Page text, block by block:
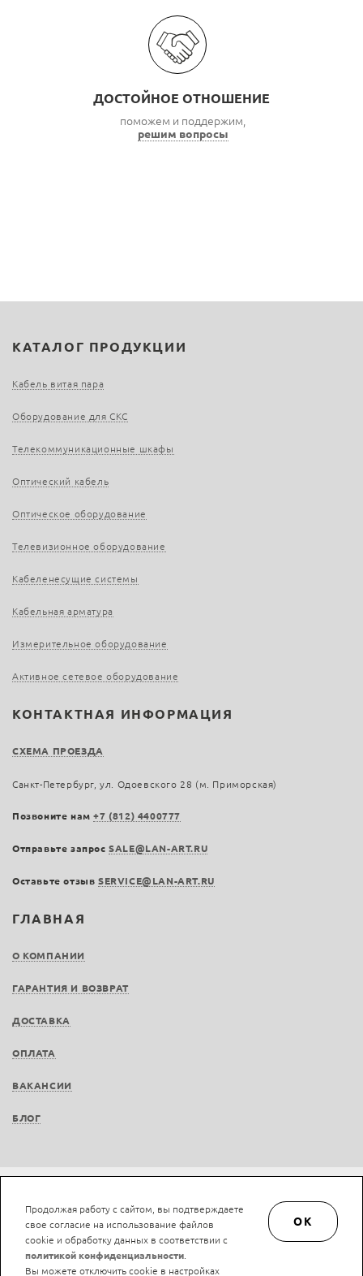
ДОСТОЙНОЕ ОТНОШЕНИЕ
поможем и поддержим,
решим вопросы
ГЛАВНАЯ
О КОМПАНИИ
ГАРАНТИЯ И ВОЗВРАТ
ДОСТАВКА
ОПЛАТА
ВАКАНСИИ
БЛОГ
КАТАЛОГ ПРОДУКЦИИ
Кабель витая пара
Оборудование для СКС
Телекоммуникационные шкафы
Оптический кабель
Оптическое оборудование
Телевизионное оборудование
Кабеленесущие системы
Кабельная арматура
Измерительное оборудование
Активное сетевое оборудование
КОНТАКТНАЯ ИНФОРМАЦИЯ
СХЕМА ПРОЕЗДА
Санкт-Петербург, ул. Одоевского 28 (м. Приморская)
Позвоните нам+7 (812) 4400777
Отправьте запросSALE@LAN-ART.RU
Оставьте отзыв SERVICE@LAN-ART.RU
Политика конфиденциальности.
Положение об обработке и защите персональных
данных.
Продолжая работу с сайтом, вы подтверждаете
свое согласие на использование файлов
cookie и обработку данных в соответствии с
политикой конфиденциальности
Вы можете отключить cookie в настройках
OK